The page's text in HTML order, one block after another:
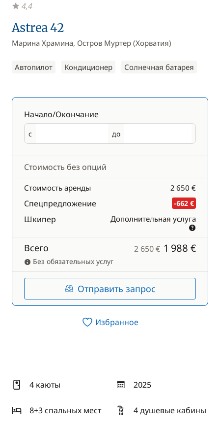
Astrea 42
Марина Храмина, Остров Муртер (Хорватия)
Автопилот Кондиционер Солнечная батарея
4,4
Начало/Окончание
с
Начало до
Окончание
Стоимость без опций
Стоимость аренды 2 650 €
Спецпредложение -662 €
Шкипер Дополнительная услуга
Всего 2 650 €1 988 €
Без обязательных услуг
Отправить запрос
Избранное
4 каюты 2025
год
8+3 спальныx мест
4 душевые кабины